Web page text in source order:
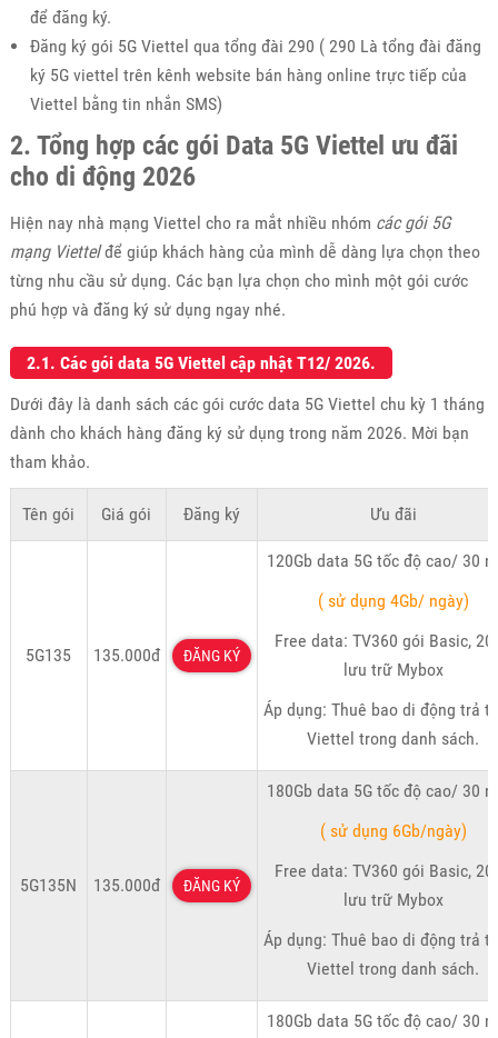
để đăng ký.
Đăng ký gói 5G Viettel qua tổng đài 290 ( 290 Là tổng đài đăng
ký 5G viettel trên kênh website bán hàng online trực tiếp của
Viettel bằng tin nhắn SMS)
2. Tổng hợp các gói Data 5G Viettel ưu đãi
cho di động 2026
Hiện nay nhà mạng Viettel cho ra mắt nhiều nhóm các gói 5G
mạng Viettelđể giúp khách hàng của mình dễ dàng lựa chọn theo
từng nhu cầu sử dụng. Các bạn lựa chọn cho mình một gói cước
phú hợp và đăng ký sử dụng ngay nhé.
2.1. Các gói data 5G Viettel cập nhật T12/ 2026.
Dưới đây là danh sách các gói cước data 5G Viettel chu kỳ 1 tháng
dành cho khách hàng đăng ký sử dụng trong năm 2026. Mời bạn
tham khảo.
Tên gói Giá gói Đăng ký Ưu đãi
5G135 135.000đ ĐĂNG KÝ
120Gb data 5G tốc độ cao/ 30
( sử dụng 4Gb/ ngày)
Free data: TV360 gói Basic,
lưu trữ Mybox
Áp dụng: Thuê bao di động trả
Viettel trong danh sách.
5G135N 135.000đ ĐĂNG KÝ
180Gb data 5G tốc độ cao/ 30
( sử dụng 6Gb/ngày)
Free data: TV360 gói Basic,
lưu trữ Mybox
Áp dụng: Thuê bao di động trả
Viettel trong danh sách.
180Gb data 5G tốc độ cao/ 30